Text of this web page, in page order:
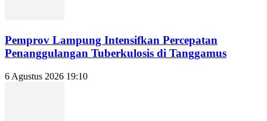
Pemprov Lampung Intensifkan Percepatan
Penanggulangan Tuberkulosis di Tanggamus
6 Agustus 2026 19:10